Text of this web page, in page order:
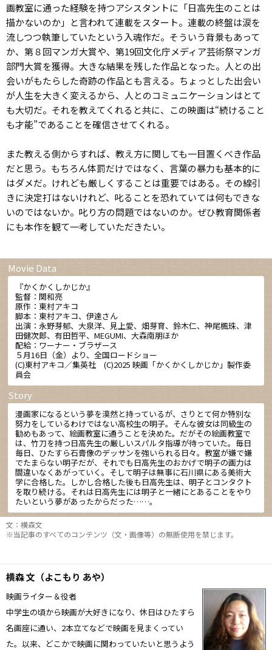
画教室に通った経験を持つアシスタントに「日高先生のことは
描かないのか」と言われて連載をスタート。連載の終盤は涙を
流しつつ執筆していたという入魂作だ。そういう背景もあって
か、第８回マンガ大賞や、第19回文化庁メディア芸術祭マンガ
部門大賞を獲得。大きな結果を残した作品となった。人との出
会いがもたらした奇跡の作品とも言える。ちょっとした出会い
が人生を大きく変えるから、人とのコミュニケーションはとて
も大切だ。それを教えてくれると共に、この映画は“続けること
も才能”であることを確信させてくれる。
また教える側からすれば、教え方に関しても一目置くべき作品
だと思う。もちろん体罰だけではなく、言葉の暴力も基本的に
はダメだ。けれども厳しくすることは重要ではある。その線引
きに決定打はないけれど、叱ることを恐れていては何もできな
いのではないか。叱り方の問題ではないのか。ぜひ教育関係者
にも本作を観て一考していただきたい。
Movie Data
『かくかくしかじか』
監督：関和亮
原作：東村アキコ
脚本：東村アキコ、伊達さん
出演：永野芽郁、大泉洋、見上愛、畑芽育、鈴木仁、神尾楓珠、津
田健次郎、有田哲平、 MEGUMI、大森南朋ほか
配給：ワーナー・ブラザース
５月16日（金）より、全国ロードショー
(C)東村アキコ／集英社 (C)2025 映画「かくかくしかじか」製作委
員会
Story
漫画家になるという夢を漠然と持っているが、さりとて何か特別な
努力をしているわけではない高校生の明子。そんな彼女は同級生の
勧めもあって、絵画教室に通うことを決めた。だがその絵画教室で
は、竹刀を持つ日高先生の厳しいスパルタ指導が待っていた。毎日
毎日、ひたすら石膏像のデッサンを強いられる日々。教室が嫌で嫌
でたまらない明子だが、それでも日高先生のおかげで明子の画力は
間違いなくあがっていく。そして明子は無事に石川県にある美術大
学に合格した。しかし合格した後も日高先生は、明子とコンタクト
を取り続ける。それは日高先生には明子と一緒にとあることをやり
たいという夢があったからだった……。
文：横森文
※当記事のすべてのコンテンツ（文・画像等）の無断使用を禁じます。
横森 文（よこもり あや）
映画ライター＆役者
中学生の頃から映画が大好きになり、休日はひたすら
名画座に通い、2本立てなどで映画を見まくってい
た。以来、どこかで映画に関わっていたいと思うよう